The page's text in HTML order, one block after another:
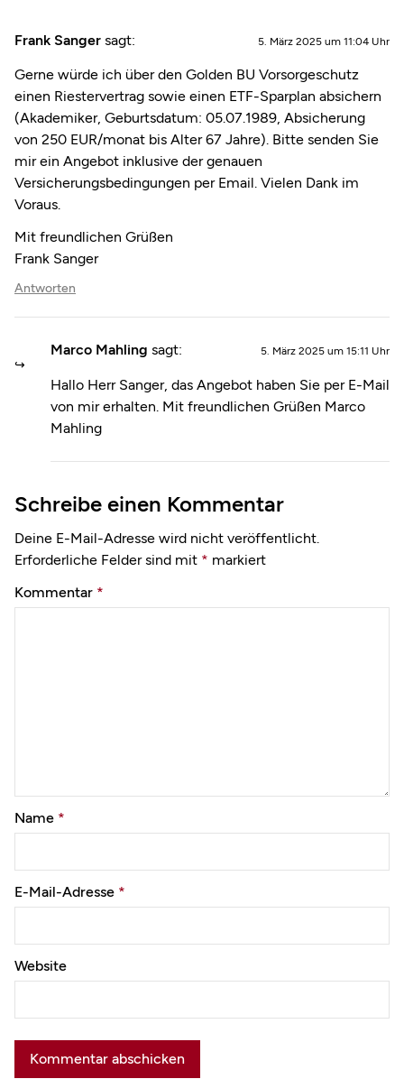
Frank Sanger sagt: 5. März 2025 um 11:04 Uhr
Gerne würde ich über den Golden BU Vorsorgeschutz
einen Riestervertrag sowie einen ETF-Sparplan absichern
(Akademiker, Geburtsdatum: 05.07.1989, Absicherung
von 250 EUR/monat bis Alter 67 Jahre). Bitte senden Sie
mir ein Angebot inklusive der genauen
Versicherungsbedingungen per Email. Vielen Dank im
Voraus.
Mit freundlichen Grüßen
Frank Sanger
Antworten
Marco Mahling sagt: 5. März 2025 um 15:11 Uhr
Hallo Herr Sanger, das Angebot haben Sie per E-Mail
von mir erhalten. Mit freundlichen Grüßen Marco
Mahling
Schreibe einen Kommentar
Deine E-Mail-Adresse wird nicht veröffentlicht.
Erforderliche Felder sind mit * markiert
Kommentar *
Name *
E-Mail-Adresse *
Website